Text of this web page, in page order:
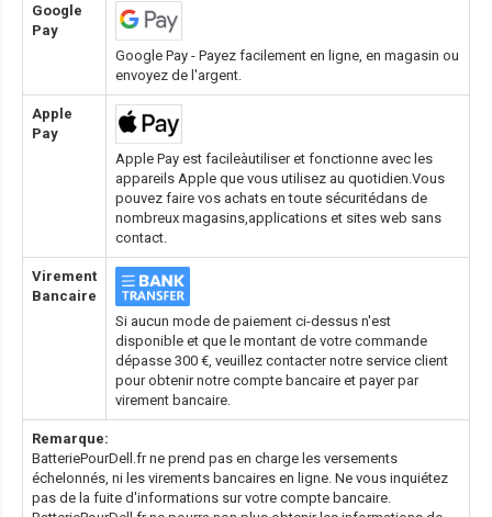
Google
Pay
Google Pay - Payez facilement en ligne, en magasin ou
envoyez de l'argent.
Apple
Pay
Apple Pay est facileàutiliser et fonctionne avec les
appareils Apple que vous utilisez au quotidien.Vous
pouvez faire vos achats en toute sécuritédans de
nombreux magasins,applications et sites web sans
contact.
Virement
Bancaire
Si aucun mode de paiement ci-dessus n'est
disponible et que le montant de votre commande
dépasse 300 €, veuillez contacter notre service client
pour obtenir notre compte bancaire et payer par
virement bancaire.
Remarque:
BatteriePourDell.fr ne prend pas en charge les versements
échelonnés, ni les virements bancaires en ligne. Ne vous inquiétez
pas de la fuite d'informations sur votre compte bancaire.